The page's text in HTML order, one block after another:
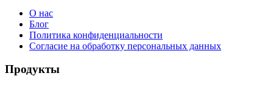
О нас
Блог
Политика конфиденциальности
Согласие на обработку персональных данных
Продукты